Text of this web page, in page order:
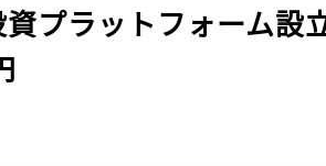
資プラットフォーム設